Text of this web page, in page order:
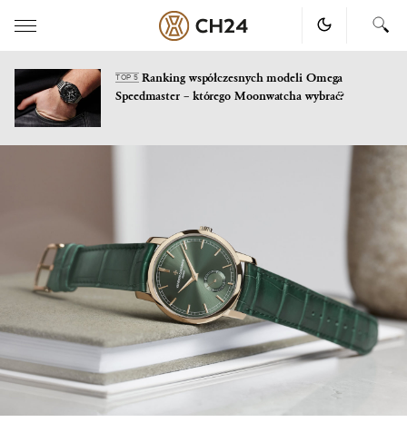
TOP 5Ranking współczesnych modeli Omega
Speedmaster – którego Moonwatcha wybrać?